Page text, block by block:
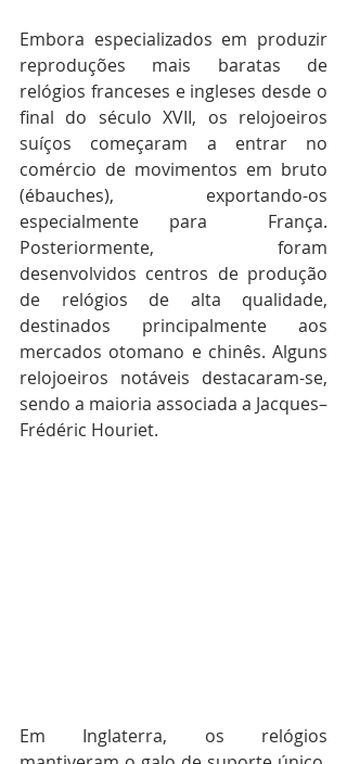
Embora especializados em produzir
reproduções mais baratas de
relógios franceses e ingleses desde o
final do século XVII, os relojoeiros
suíços começaram a entrar no
comércio de movimentos em bruto
(ébauches), exportando-os
especialmente para  França.
Posteriormente, foram
desenvolvidos centros de produção
de relógios de alta qualidade,
destinados principalmente aos
mercados otomano e chinês. Alguns
relojoeiros notáveis ​​destacaram-se,
sendo a maioria associada a Jacques–
Frédéric Houriet.
Em Inglaterra, os relógios